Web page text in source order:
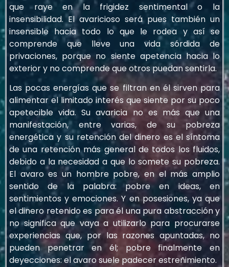
que raye en la frigidez sentimental o la
insensibilidad. El avaricioso será pues también un
insensible hacia todo lo que le rodea y así se
comprende que lleve una vida sórdida de
privaciones, porque no siente apetencia hacia lo
exterior y no comprende que otros puedan sentirla.
Las pocas energías que se filtran en él sirven para
alimentar el limitado interés que siente por su poco
apetecible vida. Su avaricia no es más que una
manifestación, entre varias, de su pobreza
energética y su retención del dinero es el síntoma
de una retención más general de todos los fluidos,
debido a la necesidad a que lo somete su pobreza.
El avaro es un hombre pobre, en el más amplio
sentido de la palabra: pobre en ideas, en
sentimientos y emociones. Y en posesiones, ya que
el dinero retenido es para él una pura abstracción y
no significa que vaya a utilizarlo para procurarse
experiencias que, por las razones apuntadas, no
pueden penetrar en él; pobre finalmente en
deyecciones: el avaro suele padecer estreñimiento.